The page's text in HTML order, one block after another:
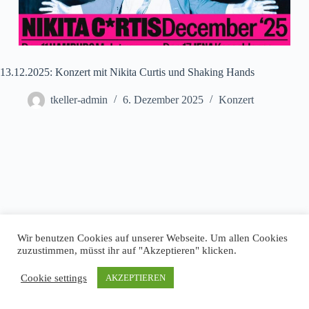
13.12.2025: Konzert mit Nikita Curtis und Shaking Hands
tkeller-admin 6. Dezember 2025 Konzert
Impressum
Wir benutzen Cookies auf unserer Webseite. Um allen Cookies
zuzustimmen, müsst ihr auf "Akzeptieren" klicken.
Cookie settings AKZEPTIEREN